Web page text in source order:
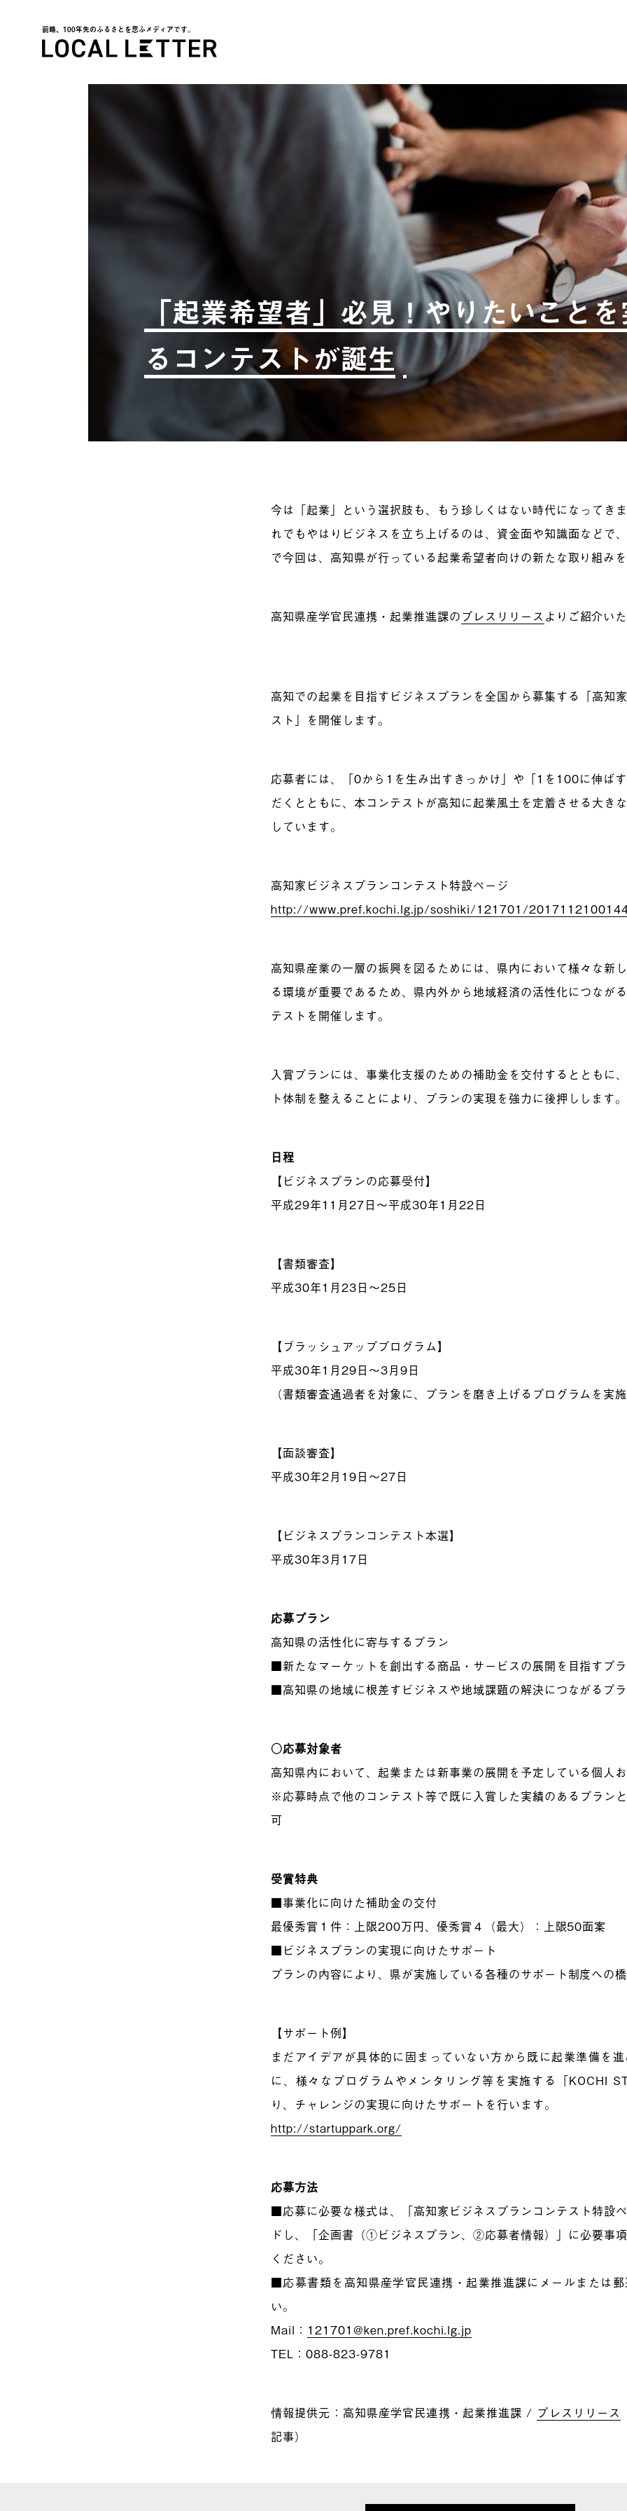
前略、100年先のふるさとを思ふメディアです。
「起業希望者」必見！やりたいこと
るコンテストが誕生
今は「起業」という選択肢も、もう珍しくはない時代になってき
れでもやはりビジネスを立ち上げるのは、資金面や知識面などで
で今回は、高知県が行っている起業希望者向けの新たな取り組み
高知県産学官民連携・起業推進課のプレスリリース よりご紹介い
高知での起業を目指すビジネスプランを全国から募集する「高知
スト」を開催します。
応募者には、「0から1を生み出すきっかけ」や「1を100に伸ば
だくとともに、本コンテストが高知に起業風土を定着させる大き
しています。
高知家ビジネスプランコンテスト特設ページ
http://www.pref.kochi.lg.jp/soshiki/121701/
高知県産業の一層の振興を図るためには、県内において様々な新
る環境が重要であるため、県内外から地域経済の活性化につなが
テストを開催します。
入賞プランには、事業化支援のための補助金を交付するとともに
ト体制を整えることにより、プランの実現を強力に後押しします。
日程
【ビジネスプランの応募受付】
平成29年11月27日～平成30年1月22日
【書類審査】
平成30年1月23日～25日
【ブラッシュアッププログラム】
平成30年1月29日～3月9日
（書類審査通過者を対象に、プランを磨き上げるプログラムを実
【面談審査】
平成30年2月19日～27日
【ビジネスプランコンテスト本選】
平成30年3月17日
応募プラン
高知県の活性化に寄与するプラン
■新たなマーケットを創出する商品・サービスの展開を目指すプ
■高知県の地域に根差すビジネスや地域課題の解決につながるプ
○応募対象者
高知県内において、起業または新事業の展開を予定している個人
※応募時点で他のコンテスト等で既に入賞した実績のあるプラン
可
受賞特典
■事業化に向けた補助金の交付
最優秀賞１件：上限200万円、優秀賞４（最大）：上限50面案
■ビジネスプランの実現に向けたサポート
プランの内容により、県が実施している各種のサポート制度への
【サポート例】
まだアイデアが具体的に固まっていない方から既に起業準備を
に、様々なプログラムやメンタリング等を実施する「KOCHI
り、チャレンジの実現に向けたサポートを行います。
http://startuppark.org/
応募方法
■応募に必要な様式は、「高知家ビジネスプランコンテスト特設
ドし、「企画書（①ビジネスプラン、②応募者情報）」に必要事
ください。
■応募書類を高知県産学官民連携・起業推進課にメールまたは
い。
Mail： 121701@ken.pref.kochi.lg.jp
TEL：088-823-9781
情報提供元：高知県産学官民連携・起業推進課 / プレスリリース
記事）